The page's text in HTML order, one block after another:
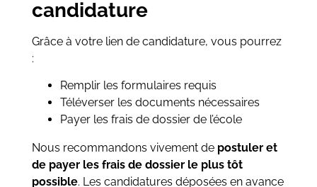
candidature
Grâce à votre lien de candidature, vous pourrez
:
Remplir les formulaires requis
Téléverser les documents nécessaires
Payer les frais de dossier de l’école
Nous recommandons vivement de postuler et
de payer les frais de dossier le plus tôt
possible. Les candidatures déposées en avance